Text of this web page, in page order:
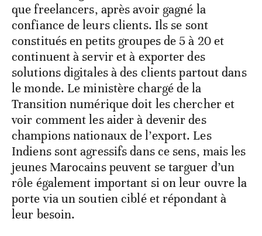
que freelancers, après avoir gagné la
confiance de leurs clients. Ils se sont
constitués en petits groupes de 5 à 20 et
continuent à servir et à exporter des
solutions digitales à des clients partout dans
le monde. Le ministère chargé de la
Transition numérique doit les chercher et
voir comment les aider à devenir des
champions nationaux de l’export. Les
Indiens sont agressifs dans ce sens, mais les
jeunes Marocains peuvent se targuer d’un
rôle également important si on leur ouvre la
porte via un soutien ciblé et répondant à
leur besoin.